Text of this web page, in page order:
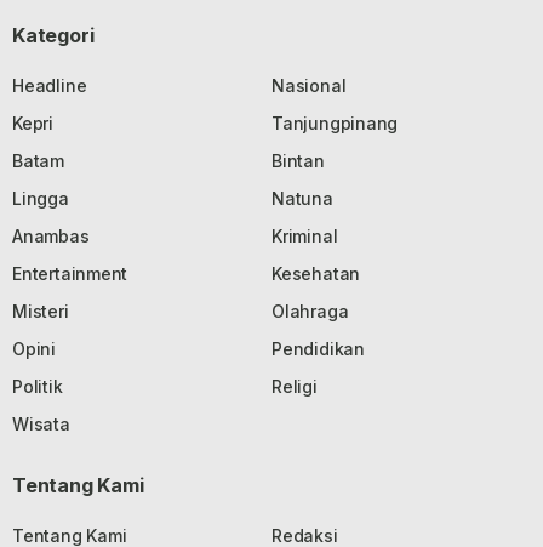
Kategori
Headline
Nasional
Kepri
Tanjungpinang
Batam
Bintan
Lingga
Natuna
Anambas
Kriminal
Entertainment
Kesehatan
Misteri
Olahraga
Opini
Pendidikan
Politik
Religi
Wisata
Tentang Kami
Tentang Kami
Redaksi